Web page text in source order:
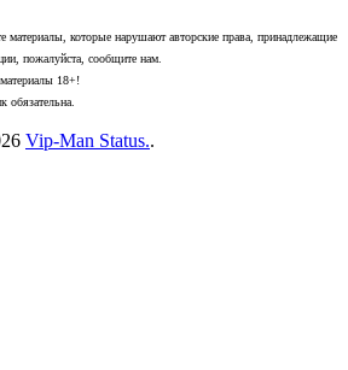
которые нарушают авторские права, принадлежащие
пожалуйста, сообщите нам.
18+!
обязательна.
Vip-Man Status..